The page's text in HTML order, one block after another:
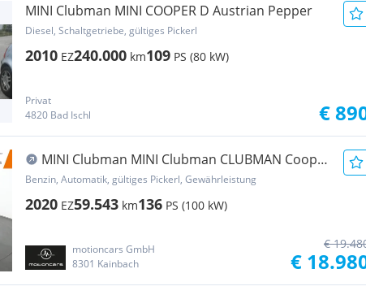
MINI Clubman MINI COOPER D Austrian Pepper
Diesel, Schaltgetriebe, gültiges Pickerl
2010 EZ240.000 km109 PS (80 kW)
Privat
4820 Bad Ischl
€
MINI Clubman MINI Clubman CLUBMAN Cooper
1.5 Pickerl NEU
Benzin, Automatik, gültiges Pickerl, Gewährleistung
2020 EZ59.543 km136 PS (100 kW)
motioncars GmbH
8301 Kainbach
€
€